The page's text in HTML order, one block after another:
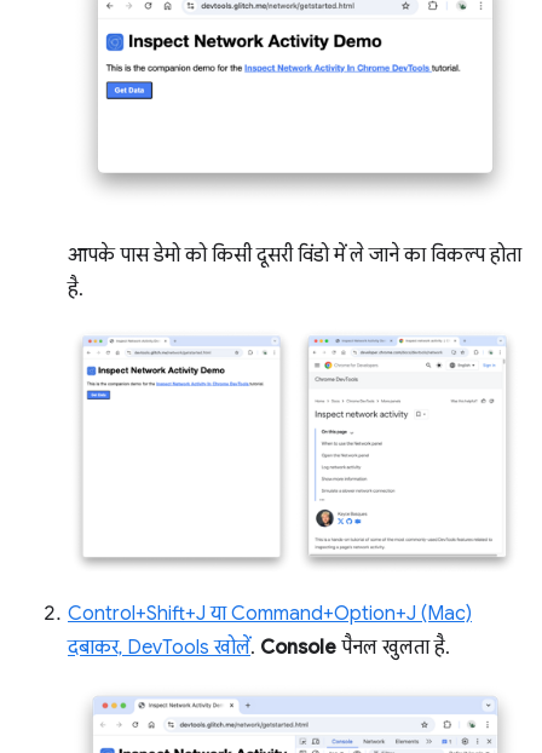
आपके पास डेमो को किसी दूसरी विंडो में ले जाने का विकल्प होता
है.
Control+Shift+J या Command+Option+J (Mac)
दबाकर, DevTools खोलें. Console पैनल खुलता है.